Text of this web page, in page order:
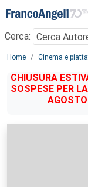
Menu
Cerca:
Main content
Home Cinema e
CHIUSURA
SOSPESE PER